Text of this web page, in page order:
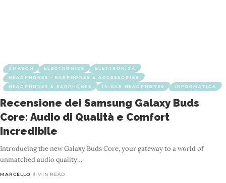
AMAZON ELECTRONICS
ELETTRONICA
HEADPHONES - EARPHONES & ACCESSORIES
HEADPHONES & EARPHONES
IN-EAR HEADPHONES INFORMATICA
Recensione dei Samsung Galaxy Buds
Core: Audio di Qualità e Comfort
Incredibile
Introducing the new Galaxy Buds Core, your gateway to a world of
unmatched audio quality…
MARCELLO 1 MIN READ